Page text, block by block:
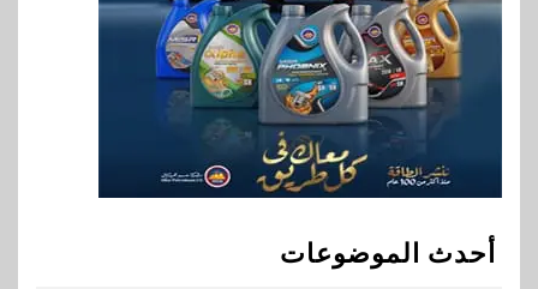
أحدث الموضوعات
9 اقتصاد
إي اف چي فاينانس تستعرض
خطط نمو «بلد» لتعزيز حضورها
في سوق تحويلات المصريين
بالخارج
بيان توضيحي صادر عن شركة
ناتجاس